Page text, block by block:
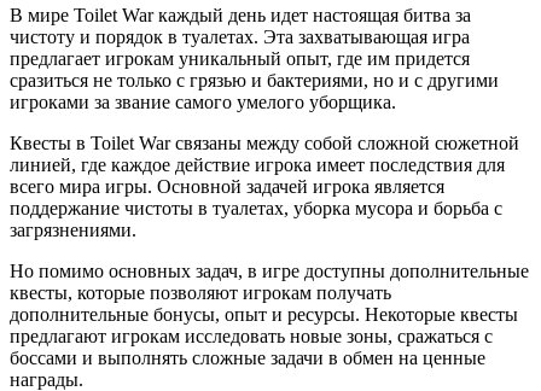
В мире Toilet War каждый день идет настоящая битва за
чистоту и порядок в туалетах. Эта захватывающая игра
предлагает игрокам уникальный опыт, где им придется
сразиться не только с грязью и бактериями, но и с другими
игроками за звание самого умелого уборщика.
Квесты в Toilet War связаны между собой сложной сюжетной
линией, где каждое действие игрока имеет последствия для
всего мира игры. Основной задачей игрока является
поддержание чистоты в туалетах, уборка мусора и борьба с
загрязнениями.
Но помимо основных задач, в игре доступны дополнительные
квесты, которые позволяют игрокам получать
дополнительные бонусы, опыт и ресурсы. Некоторые квесты
предлагают игрокам исследовать новые зоны, сражаться с
боссами и выполнять сложные задачи в обмен на ценные
награды.